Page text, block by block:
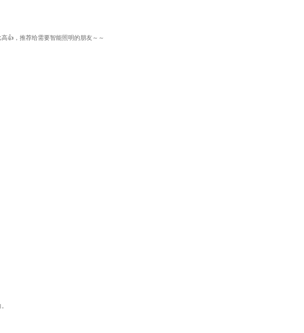
👍，推荐给需要智能照明的朋友～～